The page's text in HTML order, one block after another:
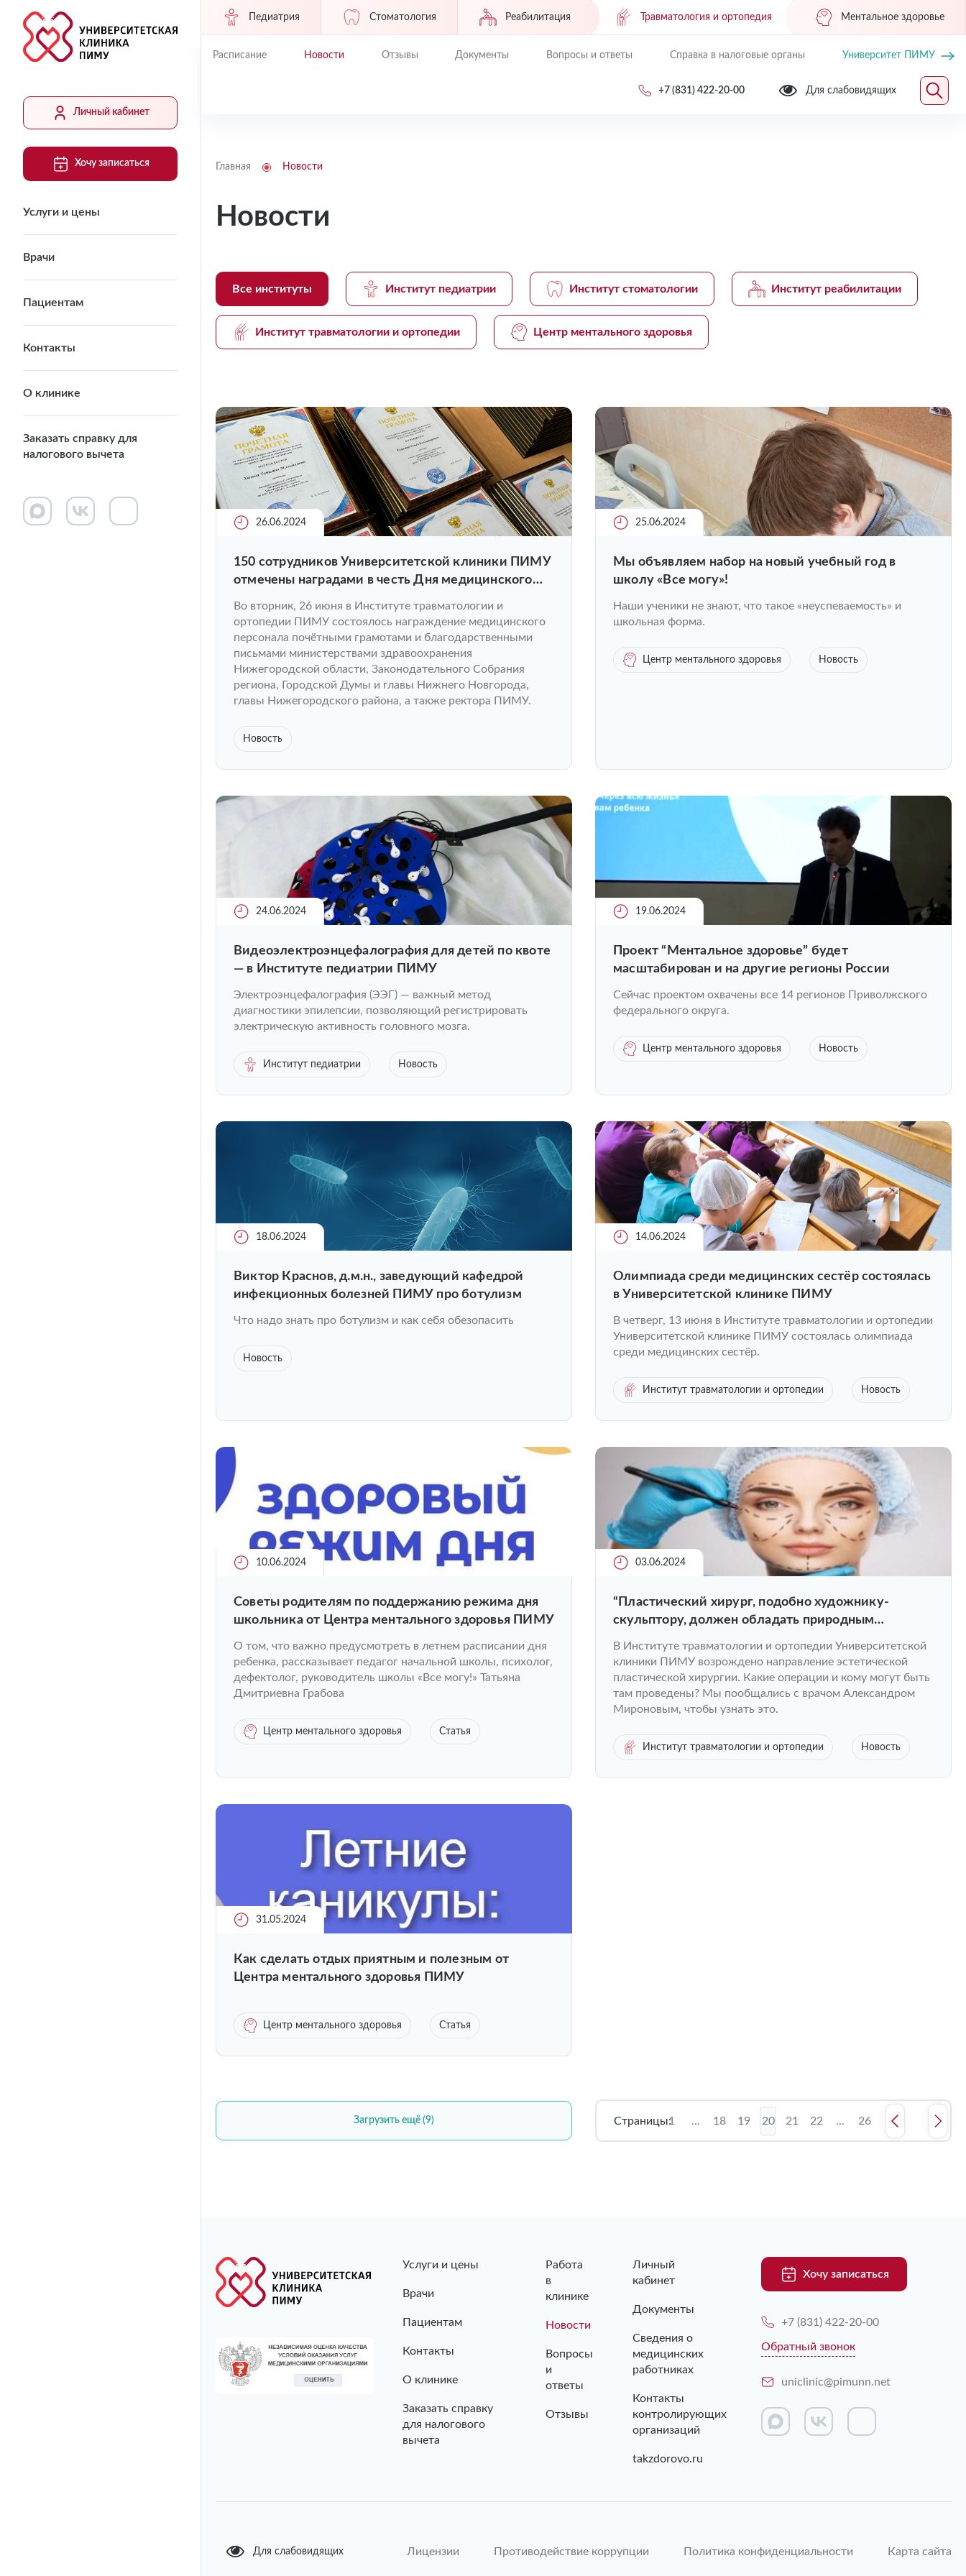
Личный кабинет
Хочу записаться
Услуги и цены
Врачи
Пациентам
Контакты
О клинике
Заказать справку для
налогового вычета
Педиатрия Стоматология Реабилитация Травматология и ортопедия Ментальное здоровье
Расписание Новости Отзывы Документы Вопросы и ответы Справка в налоговые органы Университет ПИМУ
+7 (831) 422-20-00 Для слабовидящих
Главная Новости
Новости
Все институты Институт педиатрии Институт стоматологии Институт реабилитации
Институт травматологии и ортопедии Центр ментального здоровья
26.06.2024
150 сотрудников Университетской клиники ПИМУ
отмечены наградами в честь Дня медицинского
Во вторник, 26 июня в Институте травматологии и
ортопедии ПИМУ состоялось награждение медицинского
персонала почётными грамотами и благодарственными
письмами министерствами здравоохранения
Нижегородской области, Законодательного Собрания
региона, Городской Думы и главы Нижнего Новгорода,
главы Нижегородского района, а также ректора ПИМУ.
Новость
25.06.2024
Мы объявляем набор на новый учебный год в
школу «Все могу»!
Наши ученики не знают, что такое «неуспеваемость» и
школьная форма.
Центр ментального здоровья Новость
24.06.2024
Видеоэлектроэнцефалография для детей по квоте
— в Институте педиатрии ПИМУ
Электроэнцефалография (ЭЭГ) — важный метод
диагностики эпилепсии, позволяющий регистрировать
электрическую активность головного мозга.
Институт педиатрии Новость
19.06.2024
Проект “Ментальное здоровье” будет
масштабирован и на другие регионы России
Сейчас проектом охвачены все 14 регионов Приволжского
федерального округа.
Центр ментального здоровья Новость
18.06.2024
Виктор Краснов, д.м.н., заведующий кафедрой
инфекционных болезней ПИМУ про ботулизм
Что надо знать про ботулизм и как себя обезопасить
Новость
14.06.2024
Олимпиада среди медицинских сестёр состоялась
в Университетской клинике ПИМУ
В четверг, 13 июня в Институте травматологии и ортопедии
Университетской клинике ПИМУ состоялась олимпиада
среди медицинских сестёр.
Институт травматологии и ортопедии Новость
10.06.2024
Советы родителям по поддержанию режима дня
школьника от Центра ментального здоровья ПИМУ
О том, что важно предусмотреть в летнем расписании дня
ребенка, рассказывает педагог начальной школы, психолог,
дефектолог, руководитель школы «Все могу!» Татьяна
Дмитриевна Грабова
Центр ментального здоровья Статья
03.06.2024
“Пластический хирург, подобно художнику-
скульптору, должен обладать природным
пластический хирург Института травматологии и
ортопедии ПИМУ Александр Миронов
В Институте травматологии и ортопедии Университетской
клиники ПИМУ возрождено направление эстетической
пластической хирургии. Какие операции и кому могут быть
там проведены? Мы пообщались с врачом Александром
Мироновым, чтобы узнать это.
Институт травматологии и ортопедии Новость
31.05.2024
Как сделать отдых приятным и полезным от
Центра ментального здоровья ПИМУ
Центр ментального здоровья Статья
Загрузить ещё (9) Страницы:1 ... 18 19 20 21 22 ... 26
Услуги и цены
Врачи
Пациентам
Контакты
О клинике
Заказать справку
для налогового
вычета
Работа
в
клинике
Новости
Вопросы
и
ответы
Отзывы
Личный
кабинет
Документы
Сведения о
медицинских
работниках
Контакты
контролирующих
организаций
takzdorovo.ru
Хочу записаться
+7 (831) 422-20-00
Обратный звонок
uniclinic@pimunn.net
Для слабовидящих Лицензии Противодействие коррупции Политика конфиденциальности Карта сайта